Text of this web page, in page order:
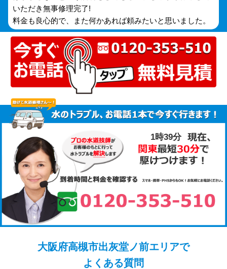
いただき無事修理完了!
料金も良心的で、また何かあれば頼みたいと思いました。
1時39分
大阪府高槻市出灰堂ノ前エリアで
よくある質問